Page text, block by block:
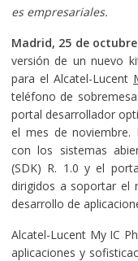
es empresariales.
Madrid, 25 de
versión de un nuevo
para el Alcatel-Lucent
teléfono de
portal desarrollador
el mes de noviembre.
con los sistemas
(SDK) R. 1.0 y el
dirigidos a soportar el
desarrollo de
Alcatel-Lucent My IC
aplicaciones y